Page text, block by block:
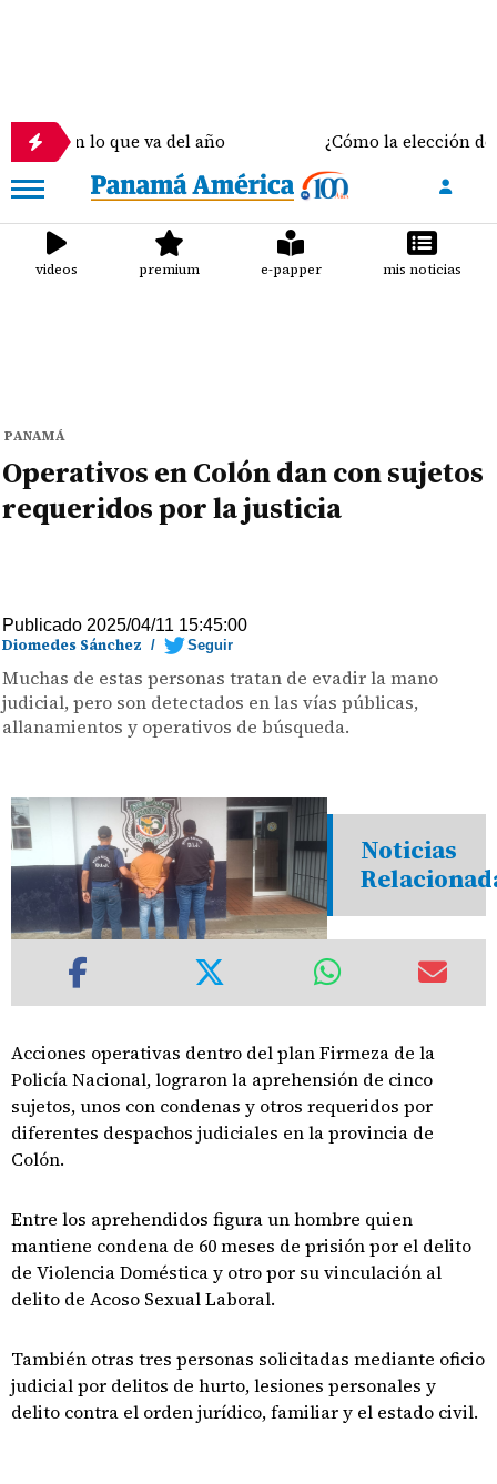
va del año ¿Cómo la elección del sostén
videos premium e-papper mis noticias
PANAMÁ
Operativos en Colón dan con sujetos
requeridos por la justicia
Publicado 2025/04/11 15:45:00
Diomedes Sánchez / Seguir
Muchas de estas personas tratan de evadir la mano
judicial, pero son detectados en las vías públicas,
allanamientos y operativos de búsqueda.
Noticias
Acciones operativas dentro del plan Firmeza de la
Policía Nacional, lograron la aprehensión de cinco
sujetos, unos con condenas y otros requeridos por
diferentes despachos judiciales en la provincia de
Colón.
Entre los aprehendidos figura un hombre quien
mantiene condena de 60 meses de prisión por el delito
de Violencia Doméstica y otro por su vinculación al
delito de Acoso Sexual Laboral.
También otras tres personas solicitadas mediante oficio
judicial por delitos de hurto, lesiones personales y
delito contra el orden jurídico, familiar y el estado civil.